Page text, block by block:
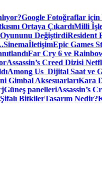
Google Fotoğraflar için
Ortaya ÇıkardıMilli
DeğiştirdiResident
SinemaİletişimEpic Games
Far Cry 6 ve
Assassin’s Creed Dizisi
Among Us Dijital Saat ve
Gimbal AksesuarlarıKara
Güneş panelleriAssassin’s
Şifalı BitkilerTasarım Nedir?